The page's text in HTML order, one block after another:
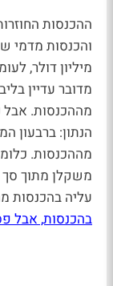
ההכנסות
מההכנסות. אבל
מההכנסות.
משקלן מתוך סך
עליה בהכנסות
בהכנסות, אבל